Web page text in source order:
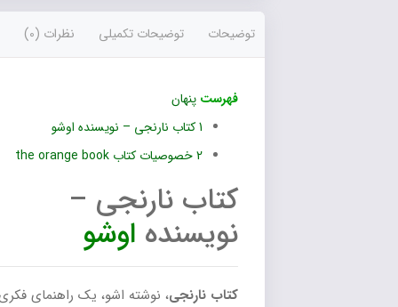
توضیحات توضیحات تکمیلی نظرات (0)
پنهان
کتاب نارنجی – نویسنده اوشو
خصوصیات کتاب the orange book
کتاب نارنجی –
نویسندهاوشو
کتاب نارنجی ، نوشته اشو، یک راهنمای فکری